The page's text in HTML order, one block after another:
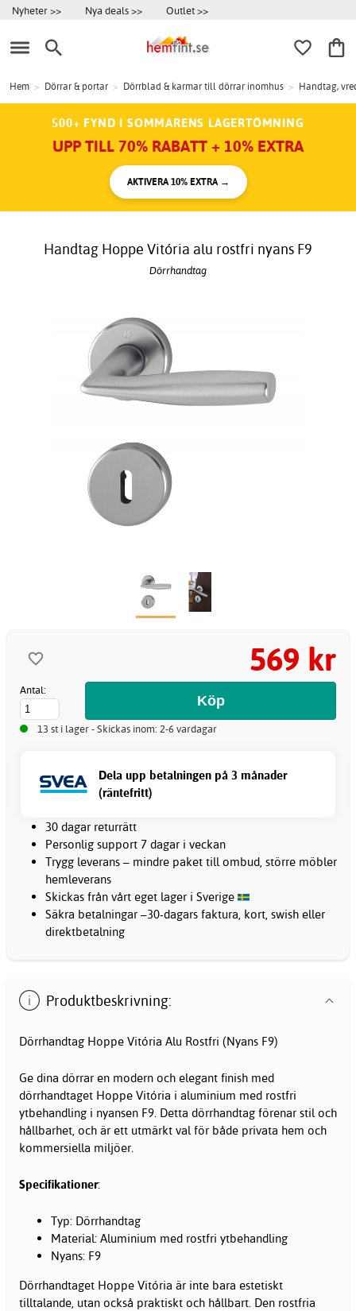
Nyheter >> Nya deals >> Outlet >>
Hem > Dörrar & portar > Dörrblad & karmar till dörrar inomhus > Handtag,
500+ FYND I SOMMARENS LAGERTÖMNING
UPP TILL 70% RABATT + 10% EXTRA
AKTIVERA 10% EXTRA →
Handtag Hoppe Vitória alu rostfri nyans F9
Dörrhandtag
569 kr
Antal:
13 st i lager - Skickas inom: 2-6 vardagar
Dela upp betalningen på 3 månader
(räntefritt)
30 dagar returrätt
Personlig support 7 dagar i veckan
Trygg leverans – mindre paket till ombud, större möbler
hemleverans
Skickas från vårt eget lager i Sverige
Säkra betalningar –30-dagars faktura, kort, swish eller
direktbetalning
Produktbeskrivning:
Dörrhandtag Hoppe Vitória Alu Rostfri (Nyans F9)
Ge dina dörrar en modern och elegant finish med
dörrhandtaget Hoppe Vitória i aluminium med rostfri
ytbehandling i nyansen F9. Detta dörrhandtag förenar stil och
hållbarhet, och är ett utmärkt val för både privata hem och
kommersiella miljöer.
Specifikationer:
Typ: Dörrhandtag
Material: Aluminium med rostfri ytbehandling
Nyans: F9
Dörrhandtaget Hoppe Vitória är inte bara estetiskt
tilltalande, utan också praktiskt och hållbart. Den rostfria